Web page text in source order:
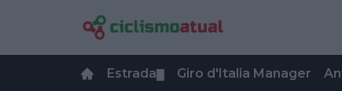
Estrada Giro d'Italia Manager